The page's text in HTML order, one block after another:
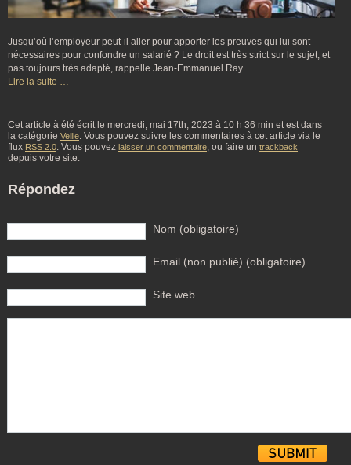
Jusqu’où l’employeur peut-il aller pour apporter les preuves qui lui sont
nécessaires pour confondre un salarié ? Le droit est très strict sur le sujet, et
pas toujours très adapté, rappelle Jean-Emmanuel Ray.
Lire la suite …
Cet article à été écrit le mercredi, mai 17th, 2023 à 10 h 36 min et est dans
la catégorie Veille. Vous pouvez suivre les commentaires à cet article via le
flux RSS 2.0. Vous pouvez laisser un commentaire, ou faire un trackback
depuis votre site.
Répondez
Nom (obligatoire)
Email (non publié) (obligatoire)
Site web